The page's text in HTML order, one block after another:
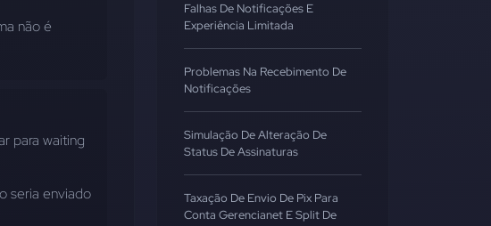
não é
para waiting
seria enviado
Falhas De Notificações E
Experiência Limitada
Problemas Na Recebimento De
Notificações
Simulação De Alteração De
Status De Assinaturas
Taxação De Envio De Pix Para
Conta Gerencianet E Split De